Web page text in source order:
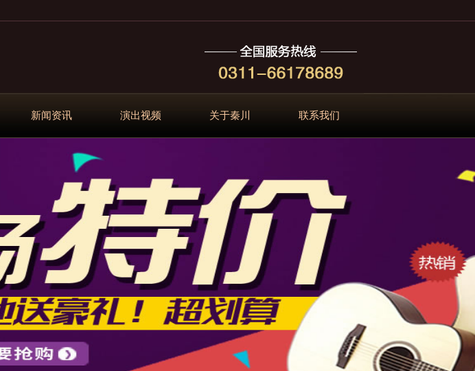
新闻资讯 演出视频 关于秦川 联系我们